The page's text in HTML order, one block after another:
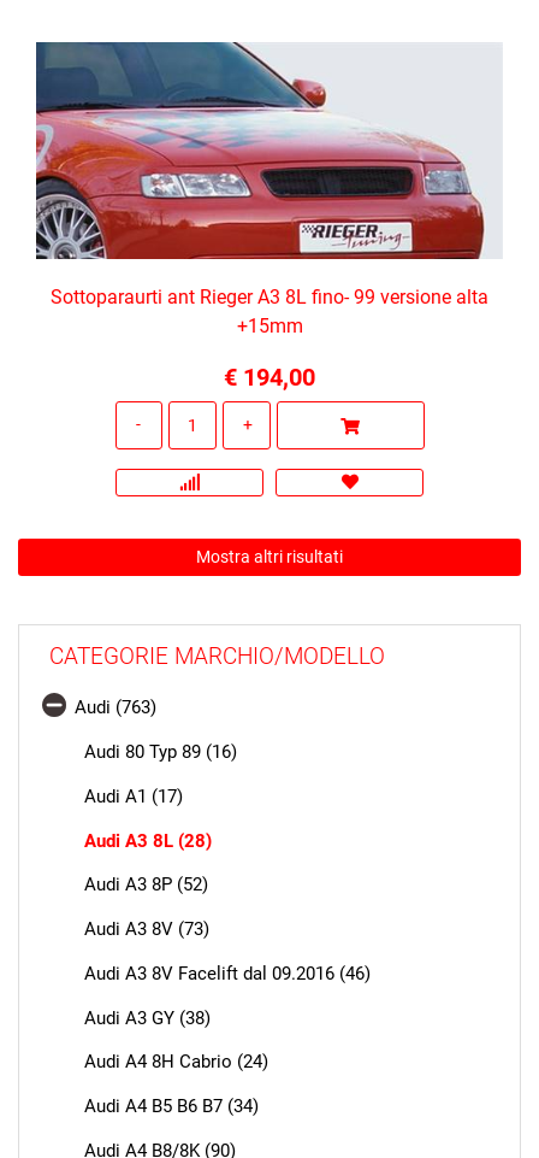
Sottoparaurti ant Rieger A3 8L fino- 99 versione alta
+15mm
€ 194,00
Mostra altri risultati
CATEGORIE MARCHIO/MODELLO
Audi (763)
Audi 80 Typ 89 (16)
Audi A1 (17)
Audi A3 8L (28)
Audi A3 8P (52)
Audi A3 8V (73)
Audi A3 8V Facelift dal 09.2016 (46)
Audi A3 GY (38)
Audi A4 8H Cabrio (24)
Audi A4 B5 B6 B7 (34)
Audi A4 B8/8K (90)